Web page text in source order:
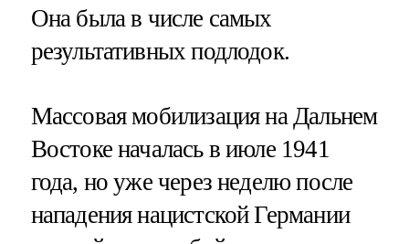
Она была в числе самых
результативных подлодок.
Массовая мобилизация на Дальнем
Востоке началась в июле 1941
года, но уже через неделю после
нападения нацистской Германии